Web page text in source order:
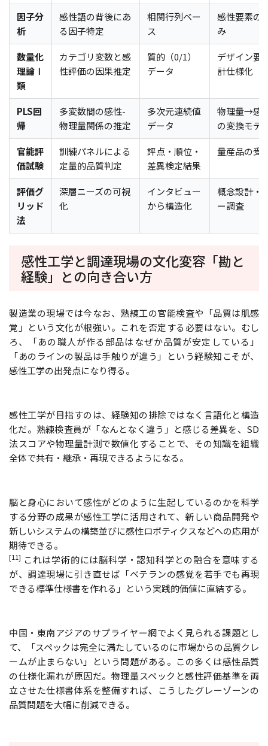
因子分
析
感性語の背後にあ
る因子特定
相関行列ベー
ス
感性要素の
み
数量化
理論Ⅰ
類
カテゴリ変数と感
性評価の因果推定
質的（0/1）
データ
デザイン要
計仕様化
PLS回
帰
多変数間の感性-
物理量関係の推定
多次元連続値
データ
物理量→感
の変換モデ
官能評
価試験
訓練パネルによる
定量的品質判定
評点・順位・
差異検定結果
量産品の受
評価グ
リッド
法
深層ニーズの可視
化
インタビュー
から構造化
概念設計・
ー調査
感性工学と調達現場の文化変容――「勘と
経験」との向き合い方
製造業の現場では今なお、熟練工の官能検査や「品質は肌感
覚」という文化が根強い。これを否定する必要はない。むし
ろ、「あの職人が作る部品はなぜか品質が安定している」
「あのラインの製品は手触りが違う」という経験知こそが、
感性工学の出発点になり得る。
感性工学が目指すのは、経験知の排除ではなく言語化と構造
化だ。熟練検査員が「なんとなく違う」と感じる差異を、SD
法スコアや物理量計測で数値化することで、その知識を組織
全体で共有・継承・再現できるようになる。
脳と身心において感性がどのように生起しているのかを科学
する分野の成果が感性工学に活用されて、新しい商品開発や
新しいシステムの構築並びに感性ロボティクスなどへの応用が
期待できる。
[11] これは学術的には脳科学・認知科学との融合を意味する
が、調達現場に引き直せば「ベテランの感覚を若手でも再現
できる標準仕様書を作れる」という実践的価値に直結する。
中国・東南アジアのサプライヤー網でよく見られる課題とし
て、「スペックは完全に満たしているのに市場からの品質クレ
ームが止まらない」という問題がある。この多くは感性品質
の仕様化漏れが原因だ。物理量スペックと感性評価基準を両
立させた仕様書体系を整備すれば、こうしたグレーゾーンの
品質問題を大幅に削減できる。